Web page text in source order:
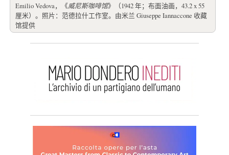
Emilio Vedova，《威尼斯咖啡馆》（1942 年；布面油画，43.2 x 55
厘米）。照片：范德拉什工作室。由米兰 Giuseppe Iannaccone 收藏
馆提供